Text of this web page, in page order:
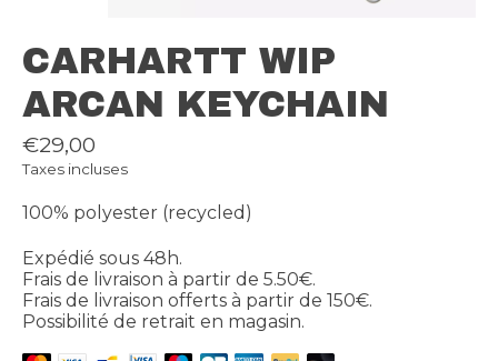
CARHARTT WIP
ARCAN KEYCHAIN
€29,00
Taxes incluses
100% polyester (recycled)
Expédié sous 48h.
Frais de livraison à partir de 5.50€.
Frais de livraison offerts à partir de 150€.
Possibilité de retrait en magasin.